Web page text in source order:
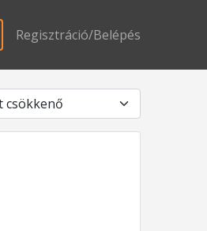
Regisztráció/Belépés